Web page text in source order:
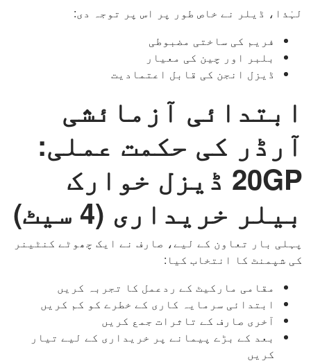
لہٰذا، ڈیلر نے خاص طور پر اس پر توجہ دی:
فریم کی ساختی مضبوطی
بلبر اور چین کی معیار
ڈیزل انجن کی قابل اعتمادیت
ابتدائی آزمائشی
آرڈر کی حکمت عملی:
20GP ڈیزل خوارک
بیلر خریداری (4 سیٹ)
پہلی بار تعاون کے لیے، صارف نے ایک چھوٹے کنٹینر
کی شپمنٹ کا انتخاب کیا:
مقامی مارکیٹ کے ردعمل کا تجربہ کریں
ابتدائی سرمایہ کاری کے خطرے کو کم کریں
آخری صارف کے تاثرات جمع کریں
بعد کے بڑے پیمانے پر خریداری کے لیے تیار
کریں